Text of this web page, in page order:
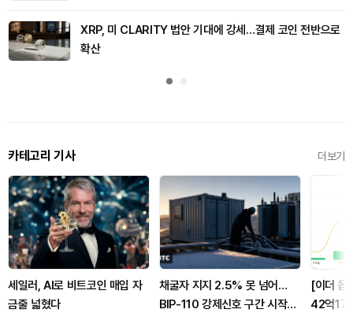
XRP, 미 CLARITY 법안 기대에 강세…결제 코인 전반으로
확산
카테고리 기사 더보기
세일러, AI로 비트코인 매입 자
금줄 넓혔다
채굴자 지지 2.5% 못 넘어…
BIP-110 강제신호 구간 시작됐
[이더 옵
42억